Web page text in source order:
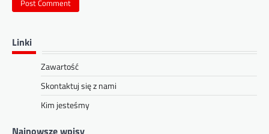
Linki
Zawartość
Skontaktuj się z nami
Kim jesteśmy
Najnowsze wpisy